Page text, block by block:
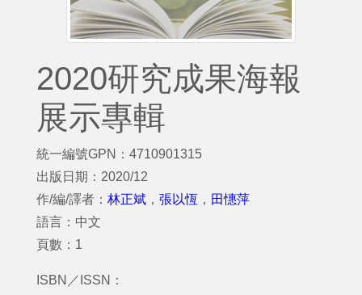
2020研究成果海報
展示專輯
統一編號GPN：4710901315
出版日期：2020/12
作/編/譯者： 林正斌 ， 張以恆 ， 田憓萍
語言：中文
頁數：1
ISBN／ISSN：